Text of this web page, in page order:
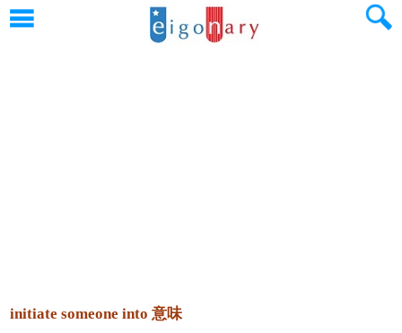
initiate someone into 意味